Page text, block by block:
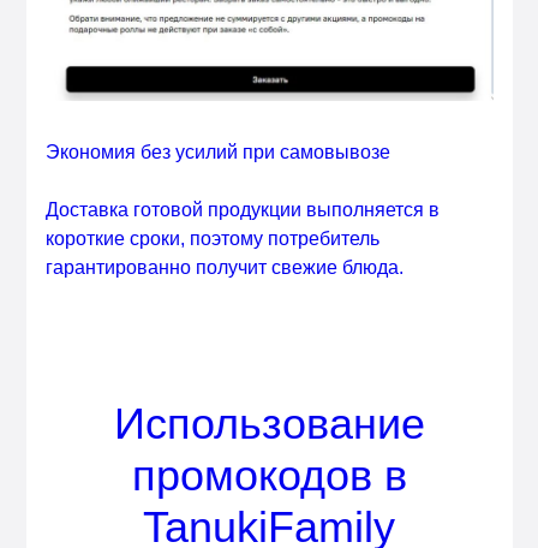
Экономия без усилий при самовывозе
Доставка готовой продукции выполняется в
короткие сроки, поэтому потребитель
гарантированно получит свежие блюда.
Использование
промокодов в
TanukiFamily